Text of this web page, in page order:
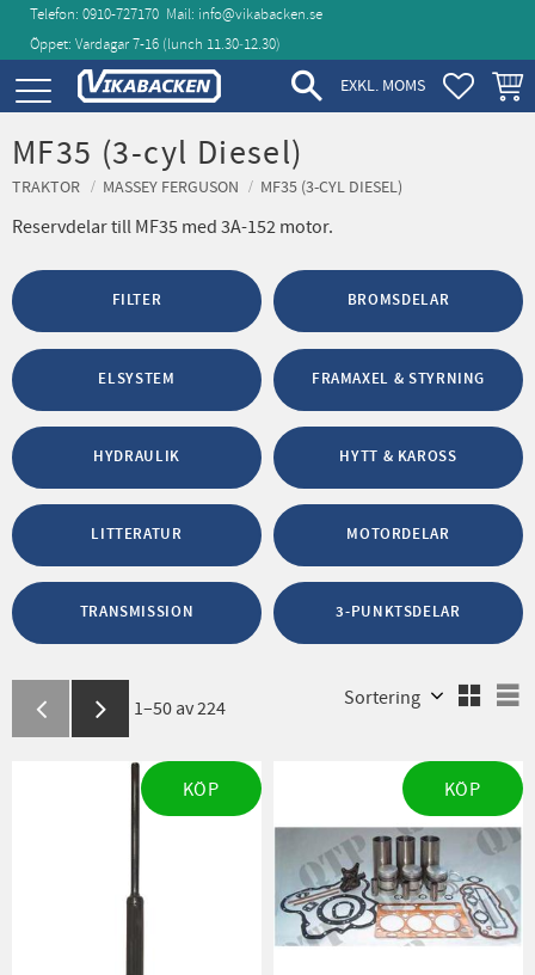
Meny
Telefon: 0910-727170 Mail: info@vikabacken.se
Öppet: Vardagar 7-16 (lunch 11.30‑12.30)
EXKL. MOMS
MF35 (3-cyl Diesel)
TRAKTOR MASSEY FERGUSON MF35 (3-CYL DIESEL)
Reservdelar till MF35 med 3A-152 motor.
FILTER BROMSDELAR
ELSYSTEM FRAMAXEL & STYRNING
HYDRAULIK HYTT & KAROSS
LITTERATUR MOTORDELAR
TRANSMISSION 3-PUNKTSDELAR
1–50 av224
KÖP KÖP